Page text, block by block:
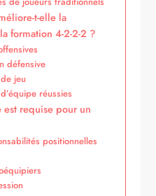
t-elle la
formation 4-2-2-2 ?
défensive
jeu
réussies
requise pour un
positionnelles